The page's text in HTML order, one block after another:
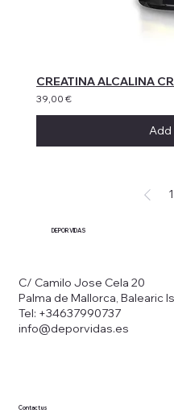
CREATINA ALCALINA
39,00 €
Add
1
DEPORVIDAS
C/ Camilo Jose Cela 20
Palma de Mallorca, Balearic
Tel: +34637990737
info@deporvidas.es
Contact us